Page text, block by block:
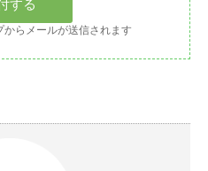
らメールが送信されます